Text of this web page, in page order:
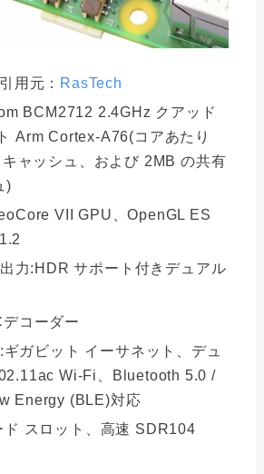
引用元： RasTech
BCM2712 2.4GHz クアッド
Arm Cortex-A76(コアあたり
ャッシュ、および 2MB の共有
)
VII GPU、OpenGL ES
力:HDR サポート付きデュアル
コーダー
ガビット イーサネット、デュ
Wi-Fi、Bluetooth 5.0 /
Energy (BLE)対応
スロット、高速 SDR104